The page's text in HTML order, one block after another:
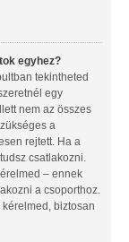
egyhez?
tekintheted
egy
nem az összes
a
rejtett. Ha a
csatlakozni.
– ennek
a csoporthoz.
biztosan